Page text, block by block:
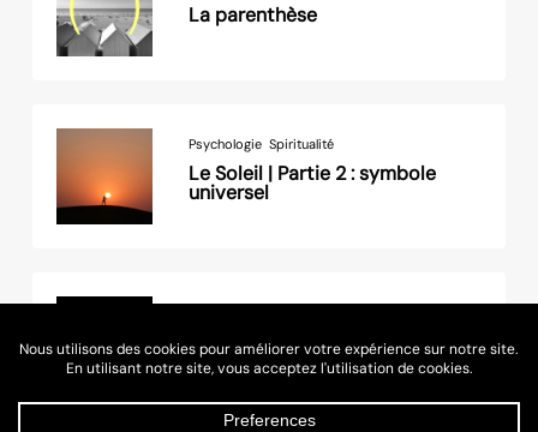
La parenthèse
Psychologie Spiritualité
Le Soleil | Partie 2 : symbole
universel
La Lune, science et spiritualité